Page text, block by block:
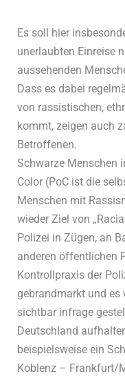
Es soll hier
unerlaubten Einreise
aussehenden
Dass es dabei
von rassistischen,
kommt, zeigen auch
Betroffenen.
Schwarze Menschen
Color (PoC ist die
Menschen mit
wieder Ziel von
Polizei in Zügen, an
anderen öffentlichen
Kontrollpraxis der
gebrandmarkt und es
sichtbar infrage
Deutschland
beispielsweise ein
Koblenz – Frankfurt/